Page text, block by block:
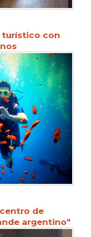
turístico con
de
argentino"